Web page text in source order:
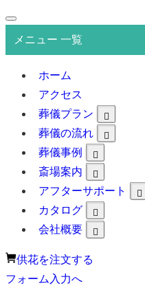
メニュー 一覧
ホーム
アクセス
葬儀プラン
葬儀の流れ
葬儀事例
斎場案内
アフターサポート
カタログ
会社概要
供花を注文する
フォーム入力へ